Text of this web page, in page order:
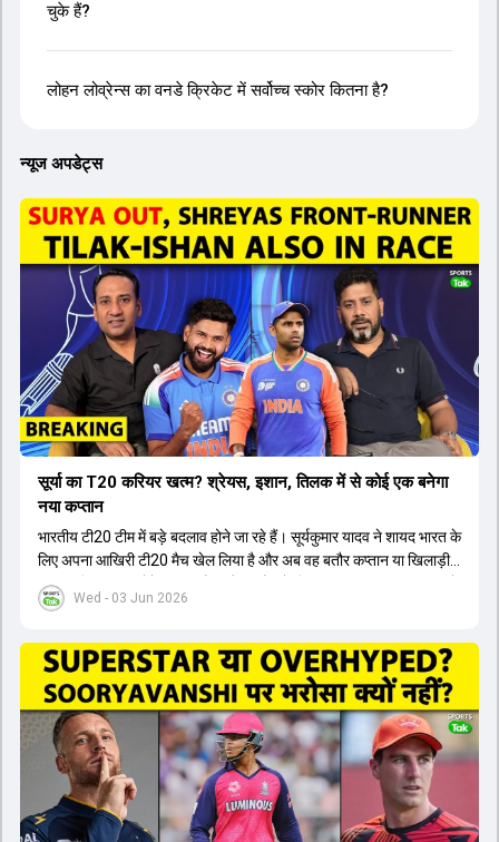
चुके हैं?
लोहन लोव्रेन्स का वनडे क्रिकेट में सर्वोच्च स्कोर कितना है?
न्यूज अपडेट्स
Wed - 03 Jun 2026
सूर्या का T20 करियर खत्म? श्रेयस, इशान, तिलक में से कोई एक बनेगा
नया कप्तान
भारतीय टी20 टीम में बड़े बदलाव होने जा रहे हैं। सूर्यकुमार यादव ने शायद भारत के
लिए अपना आखिरी टी20 मैच खेल लिया है और अब वह बतौर कप्तान या खिलाड़ी
टीम का हिस्सा नहीं होंगे। आयरलैंड और इंग्लैंड के खिलाफ आगामी टी20 सीरीज के
लिए नए कप्तान की तलाश जारी है। इस रेस में श्रेयस अय्यर सबसे आगे चल रहे
पटेल इस रेस में काफी पीछे हैं, जबकि संजू सैमसन और रजत पाटीदार कप्तानी की
दौड़ से बाहर हैं। आगामी सीरीज के लिए वैभव सूर्यवंशी को तीसरे ओपनर के तौर पर
टीम में शामिल किया जाएगा, जबकि अभिषेक शर्मा और संजू सैमसन पहली पसंद
होंगे। इसके अलावा नीतीश रेड्डी को बतौर ऑलराउंडर ज्यादा मौके मिलेंगे। अजीत
अगरकर की अगुवाई वाली चयन समिति और कोच गौतम गंभीर आगामी टी20 वर्ल्ड
कप और 2028 ओलंपिक के लिए लंबी अवधि का विजन लेकर चल रहे हैं।